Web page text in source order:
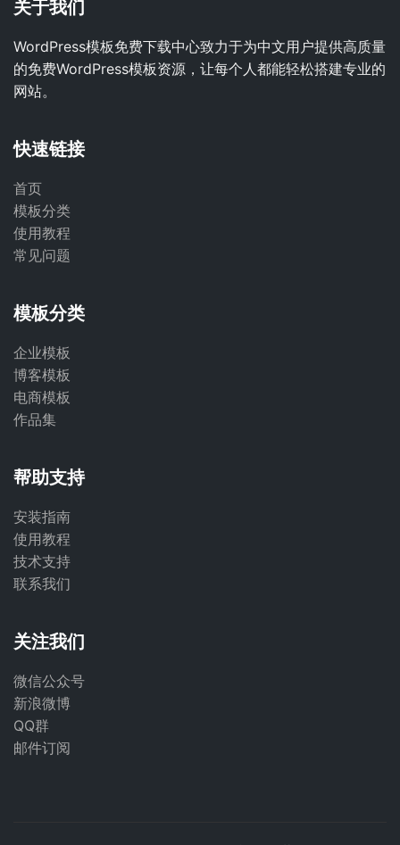
关于我们
WordPress模板免费下载中心致力于为中文用户提供高质量
的免费WordPress模板资源，让每个人都能轻松搭建专业的
网站。
快速链接
首页
模板分类
使用教程
常见问题
模板分类
企业模板
博客模板
电商模板
作品集
帮助支持
安装指南
使用教程
技术支持
联系我们
关注我们
微信公众号
新浪微博
QQ群
邮件订阅